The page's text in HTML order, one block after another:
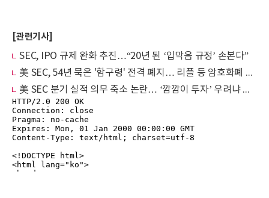
[관련기사]
SEC, IPO 규제 완화 추진…“20년 된 ‘입막음 규정’ 손본다”
美 SEC, 54년 묵은 '함구령' 전격 폐지… 리플 등 암호화폐 업계 족쇄 풀렸다
美 SEC 분기 실적 의무 축소 논란… ‘깜깜이 투자’ 우려냐 장기 투자 유도냐